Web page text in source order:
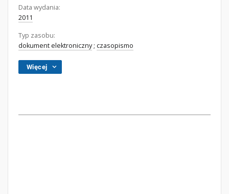
Data wydania:
2011
Typ zasobu:
dokument elektroniczny; czasopismo
Więcej